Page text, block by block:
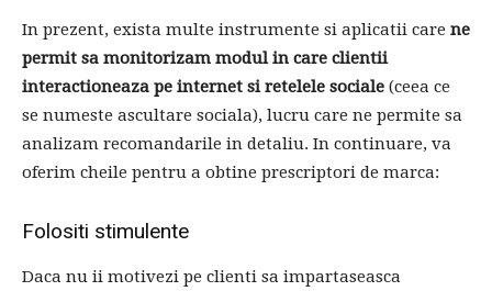
In prezent, exista multe instrumente si aplicatii care ne
permit sa monitorizam modul in care clientii
interactioneaza pe internet si retelele sociale (ceea ce
se numeste ascultare sociala), lucru care ne permite sa
analizam recomandarile in detaliu. In continuare, va
oferim cheile pentru a obtine prescriptori de marca:
Folositi stimulente
Daca nu ii motivezi pe clienti sa impartaseasca